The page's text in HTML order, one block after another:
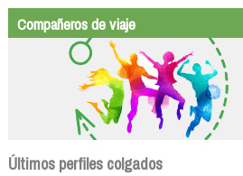
Compañeros de viaje
Últimos perfiles colgados